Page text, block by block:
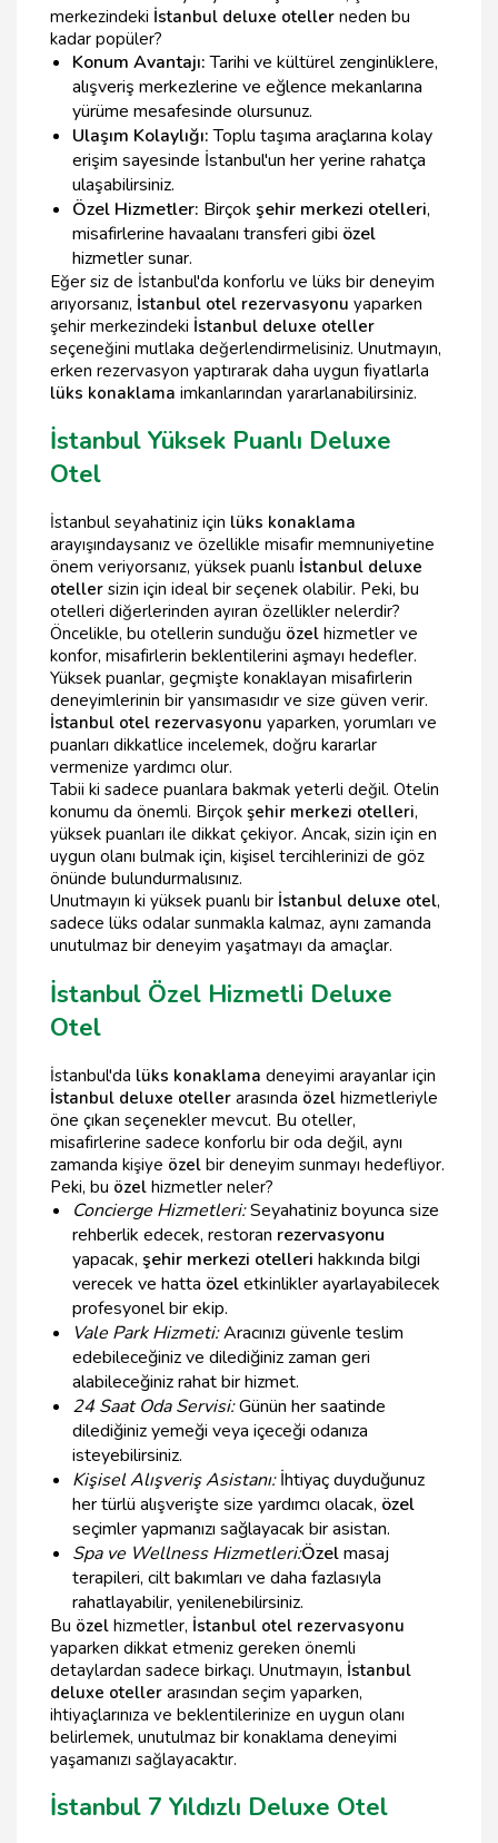
merkezindeki İstanbul deluxe oteller neden bu
kadar popüler?
Konum Avantajı:Tarihi ve kültürel zenginliklere,
alışveriş merkezlerine ve eğlence mekanlarına
yürüme mesafesinde olursunuz.
Ulaşım Kolaylığı:Toplu taşıma araçlarına kolay
erişim sayesinde İstanbul'un her yerine rahatça
ulaşabilirsiniz.
Özel Hizmetler: Birçok şehir merkezi otelleri,
misafirlerine havaalanı transferi gibi özel
hizmetler sunar.
Eğer siz de İstanbul'da konforlu ve lüks bir deneyim
arıyorsanız, İstanbul otel rezervasyonu yaparken
şehir merkezindeki İstanbul deluxe oteller
seçeneğini mutlaka değerlendirmelisiniz. Unutmayın,
erken rezervasyon yaptırarak daha uygun fiyatlarla
lüks konaklama imkanlarından yararlanabilirsiniz.
İstanbul Yüksek Puanlı Deluxe
Otel
İstanbul seyahatiniz için lüks konaklama
arayışındaysanız ve özellikle misafir memnuniyetine
önem veriyorsanız, yüksek puanlı İstanbul deluxe
oteller sizin için ideal bir seçenek olabilir. Peki, bu
otelleri diğerlerinden ayıran özellikler nelerdir?
Öncelikle, bu otellerin sunduğu özel hizmetler ve
konfor, misafirlerin beklentilerini aşmayı hedefler.
Yüksek puanlar, geçmişte konaklayan misafirlerin
deneyimlerinin bir yansımasıdır ve size güven verir.
İstanbul otel rezervasyonu yaparken, yorumları ve
puanları dikkatlice incelemek, doğru kararlar
vermenize yardımcı olur.
Tabii ki sadece puanlara bakmak yeterli değil. Otelin
konumu da önemli. Birçok şehir merkezi otelleri,
yüksek puanları ile dikkat çekiyor. Ancak, sizin için en
uygun olanı bulmak için, kişisel tercihlerinizi de göz
önünde bulundurmalısınız.
Unutmayın ki yüksek puanlı bir İstanbul deluxe otel,
sadece lüks odalar sunmakla kalmaz, aynı zamanda
unutulmaz bir deneyim yaşatmayı da amaçlar.
İstanbul Özel Hizmetli Deluxe
Otel
İstanbul'da lüks konaklama deneyimi arayanlar için
İstanbul deluxe oteller arasında özel hizmetleriyle
öne çıkan seçenekler mevcut. Bu oteller,
misafirlerine sadece konforlu bir oda değil, aynı
zamanda kişiye özel bir deneyim sunmayı hedefliyor.
Peki, bu özel hizmetler neler?
Concierge Hizmetleri:Seyahatiniz boyunca size
rehberlik edecek, restoran rezervasyonu
yapacak, şehir merkezi otelleri hakkında bilgi
verecek ve hatta özeletkinlikler ayarlayabilecek
profesyonel bir ekip.
Vale Park Hizmeti:Aracınızı güvenle teslim
edebileceğiniz ve dilediğiniz zaman geri
alabileceğiniz rahat bir hizmet.
24 Saat Oda Servisi:Günün her saatinde
dilediğiniz yemeği veya içeceği odanıza
isteyebilirsiniz.
Kişisel Alışveriş Asistanı:İhtiyaç duyduğunuz
her türlü alışverişte size yardımcı olacak, özel
seçimler yapmanızı sağlayacak bir asistan.
Spa ve Wellness Hizmetleri:Özelmasaj
terapileri, cilt bakımları ve daha fazlasıyla
rahatlayabilir, yenilenebilirsiniz.
Bu özel hizmetler, İstanbul otel rezervasyonu
yaparken dikkat etmeniz gereken önemli
detaylardan sadece birkaçı. Unutmayın, İstanbul
deluxe oteller arasından seçim yaparken,
ihtiyaçlarınıza ve beklentilerinize en uygun olanı
belirlemek, unutulmaz bir konaklama deneyimi
yaşamanızı sağlayacaktır.
İstanbul 7 Yıldızlı Deluxe Otel